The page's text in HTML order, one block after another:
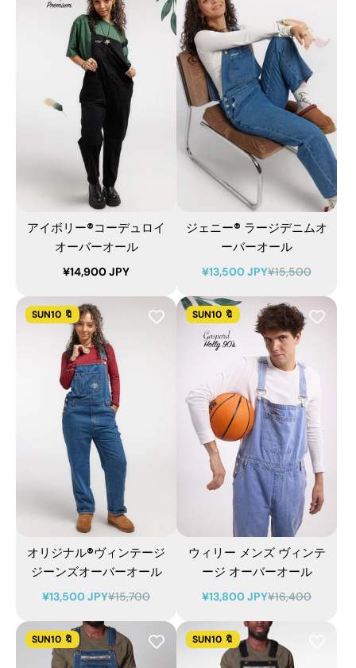
アイボリー®コーデュロイ
オーバーオール
¥14,900 JPY
ジェニー® ラージデニムオ
ーバーオール
¥13,500 JPY¥15,500
SUN10 🔖
オリジナル®ヴィンテージ
ジーンズオーバーオール
¥13,500 JPY¥15,700
SUN10 🔖
ウィリー メンズ ヴィンテ
ージ オーバーオール
¥13,800 JPY¥16,400
SUN10 🔖 SUN10 🔖